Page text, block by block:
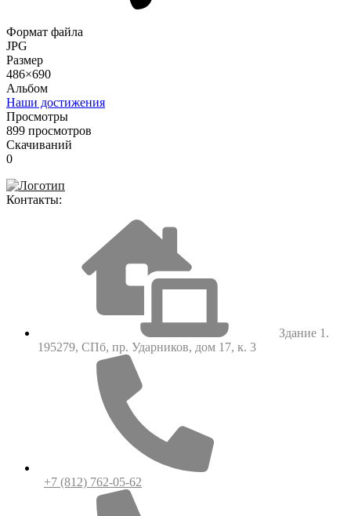
Формат файла
JPG
Размер
486×690
Альбом
Наши достижения
Просмотры
899 просмотров
Скачиваний
0
Контакты:
Здание 1.
195279, СПб, пр. Ударников, дом 17, к. 3
+7 (812) 762-05-62